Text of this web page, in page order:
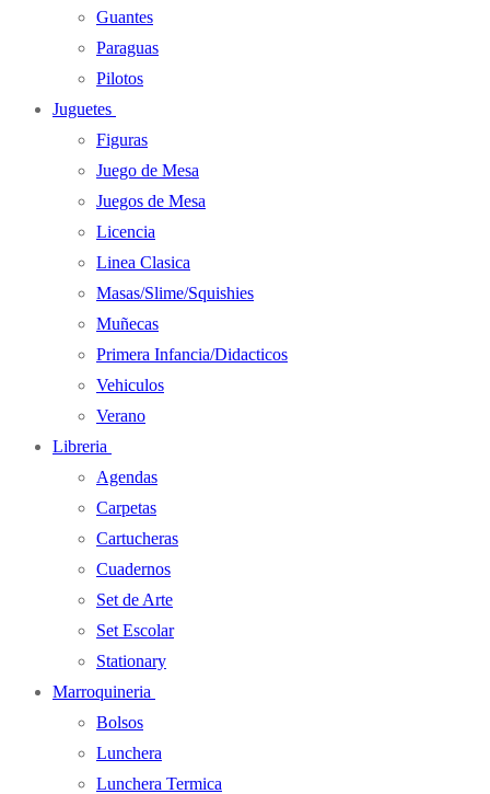
Guantes
Paraguas
Pilotos
Juguetes
Figuras
Juego de Mesa
Juegos de Mesa
Licencia
Linea Clasica
Masas/Slime/Squishies
Muñecas
Primera Infancia/Didacticos
Vehiculos
Verano
Libreria
Agendas
Carpetas
Cartucheras
Cuadernos
Set de Arte
Set Escolar
Stationary
Marroquineria
Bolsos
Lunchera
Lunchera Termica